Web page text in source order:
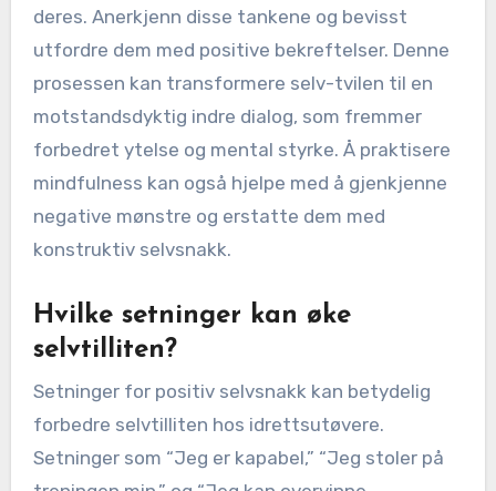
deres. Anerkjenn disse tankene og bevisst
utfordre dem med positive bekreftelser. Denne
prosessen kan transformere selv-tvilen til en
motstandsdyktig indre dialog, som fremmer
forbedret ytelse og mental styrke. Å praktisere
mindfulness kan også hjelpe med å gjenkjenne
negative mønstre og erstatte dem med
konstruktiv selvsnakk.
Hvilke setninger kan øke
selvtilliten?
Setninger for positiv selvsnakk kan betydelig
forbedre selvtilliten hos idrettsutøvere.
Setninger som “Jeg er kapabel,” “Jeg stoler på